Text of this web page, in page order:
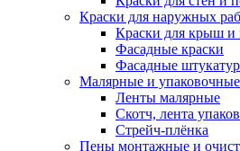
Краски для наружных
Краски для крыш и
Фасадные краски
Фасадные
Малярные и
Ленты малярные
Скотч, лента
Стрейч-плёнка
Пены монтажные и